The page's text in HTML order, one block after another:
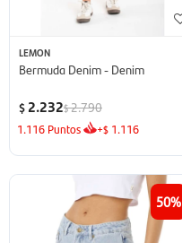
LEMON
Bermuda Denim - Denim
$ 2.232$2.790
1.116 Puntos +$ 1.116
50